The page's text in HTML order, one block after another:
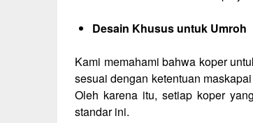
Desain Khusus untuk Umroh
Kami memahami bahwa koper
sesuai dengan ketentuan
Oleh karena itu, setiap koper
standar ini.